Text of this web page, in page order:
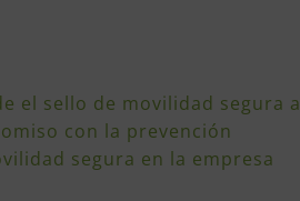
el sello de movilidad segura a
con la prevención
segura en la empresa